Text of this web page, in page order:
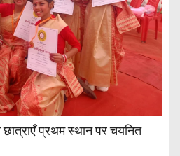
प्रथम स्थान पर चयनित